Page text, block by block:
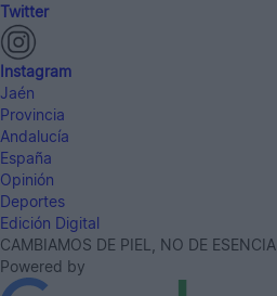
Twitter
Instagram
Jaén
Provincia
Andalucía
España
Opinión
Deportes
Edición Digital
CAMBIAMOS DE PIEL, NO DE ESENCIA
Powered by